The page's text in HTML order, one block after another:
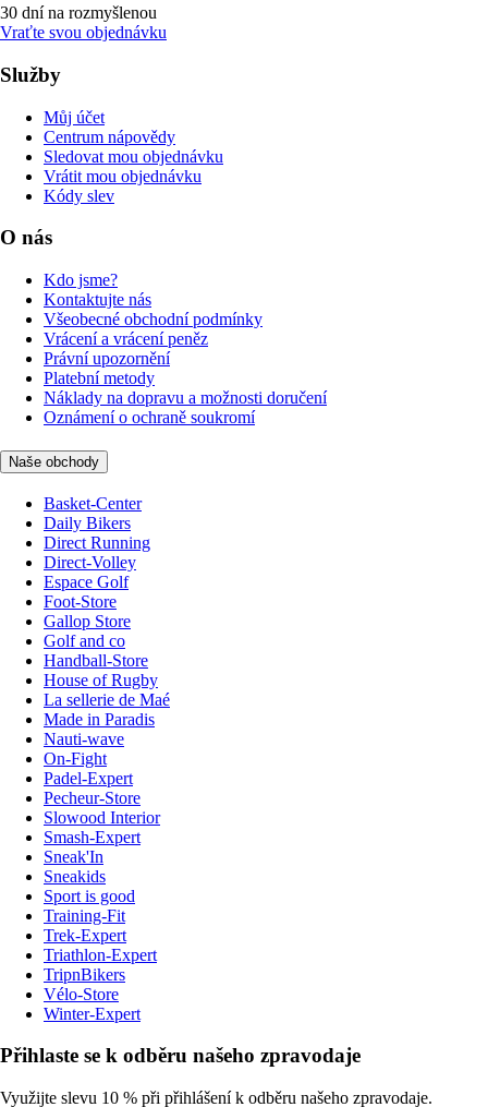
30 dní na rozmyšlenou
Vraťte svou objednávku
Služby
Můj účet
Centrum nápovědy
Sledovat mou objednávku
Vrátit mou objednávku
Kódy slev
O nás
Kdo jsme?
Kontaktujte nás
Všeobecné obchodní podmínky
Vrácení a vrácení peněz
Právní upozornění
Platební metody
Náklady na dopravu a možnosti doručení
Oznámení o ochraně soukromí
Naše obchody
Basket-Center
Daily Bikers
Direct Running
Direct-Volley
Espace Golf
Foot-Store
Gallop Store
Golf and co
Handball-Store
House of Rugby
La sellerie de Maé
Made in Paradis
Nauti-wave
On-Fight
Padel-Expert
Pecheur-Store
Slowood Interior
Smash-Expert
Sneak'In
Sneakids
Sport is good
Training-Fit
Trek-Expert
Triathlon-Expert
TripnBikers
Vélo-Store
Winter-Expert
Přihlaste se k odběru našeho zpravodaje
Využijte slevu 10 % při přihlášení k odběru našeho zpravodaje.